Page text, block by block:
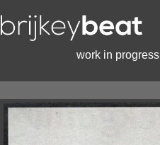
work in progress